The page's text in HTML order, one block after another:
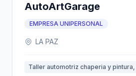
AutoArtGarage
EMPRESA UNIPERSONAL
LA PAZ
Taller automotriz chaperia y pintura,